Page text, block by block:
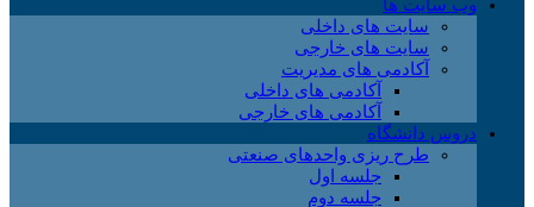
وب سایت ها
سایت های داخلی
سایت های خارجی
آکادمی های مدیریت
آکادمی های داخلی
آکادمی های خارجی
دروس دانشگاه
طرح ریزی واحدهای صنعتی
جلسه اول
جلسه دوم